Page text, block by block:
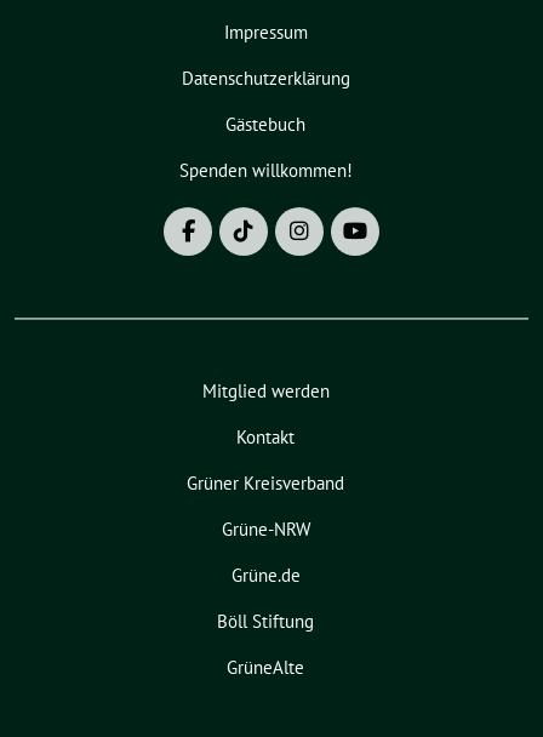
Impressum
Datenschutzerklärung
Gästebuch
Spenden willkommen!
Mitglied werden
Kontakt
Grüner Kreisverband
Grüne-NRW
Grüne.de
Böll Stiftung
GrüneAlte